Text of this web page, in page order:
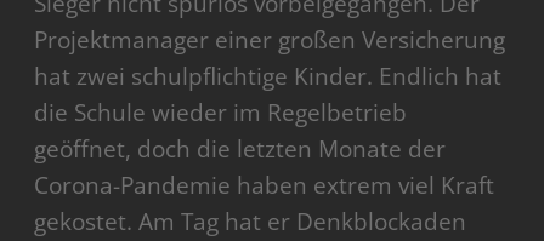
Projektmanager einer großen Versicherung
hat zwei schulpflichtige Kinder. Endlich hat
die Schule wieder im Regelbetrieb
geöffnet, doch die letzten Monate der
Corona-Pandemie haben extrem viel Kraft
gekostet. Am Tag hat er Denkblockaden